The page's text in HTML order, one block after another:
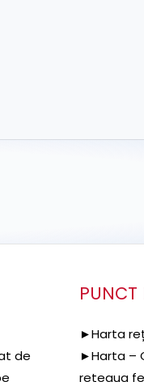
de
PUNCT
►Harta
►Harta –
reteaua